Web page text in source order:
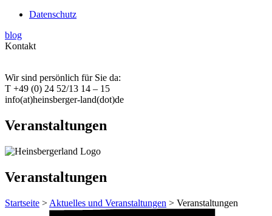
Datenschutz
blog
Kontakt
Wir sind persönlich für Sie da:
T +49 (0) 24 52/13 14 – 15
info(at)heinsberger-land(dot)de
Veranstaltungen
Veranstaltungen
Startseite > Aktuelles und Veranstaltungen > Veranstaltungen